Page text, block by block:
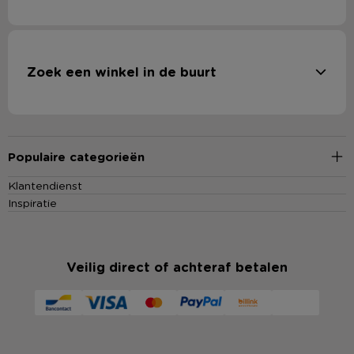
Zoek een winkel in de buurt
Populaire categorieën
Klantendienst
Inspiratie
Veilig direct of achteraf betalen